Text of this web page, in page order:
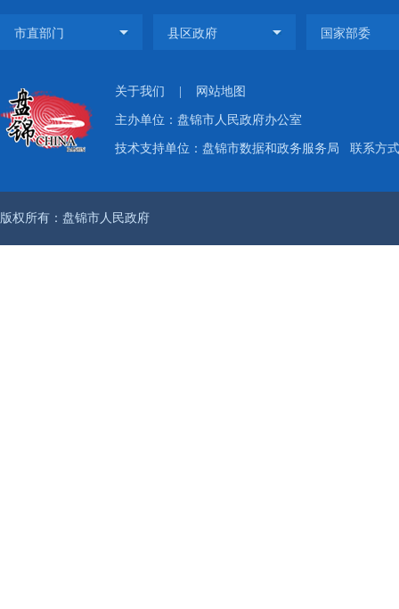
规划
项，
商业
关于我们 网站地图
主办单位：盘锦市人民政府办公室
技术支持单位：盘锦市数据和政务服务局 联系方
版权所有：盘锦市人民政府